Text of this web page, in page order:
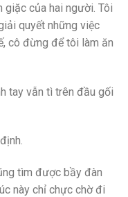
giặc của hai người. Tôi
quyết những việc
cô đừng để tôi làm ăn
tay vẫn tì trên đầu gối
tìm được bầy đàn
này chỉ chực chờ đi